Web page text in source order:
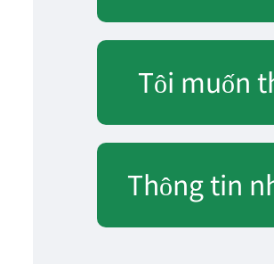
Tôi muốn
Thông tin